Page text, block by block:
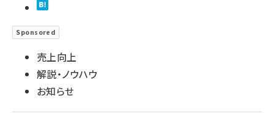
Sponsored
売上向上
解説・ノウハウ
お知らせ